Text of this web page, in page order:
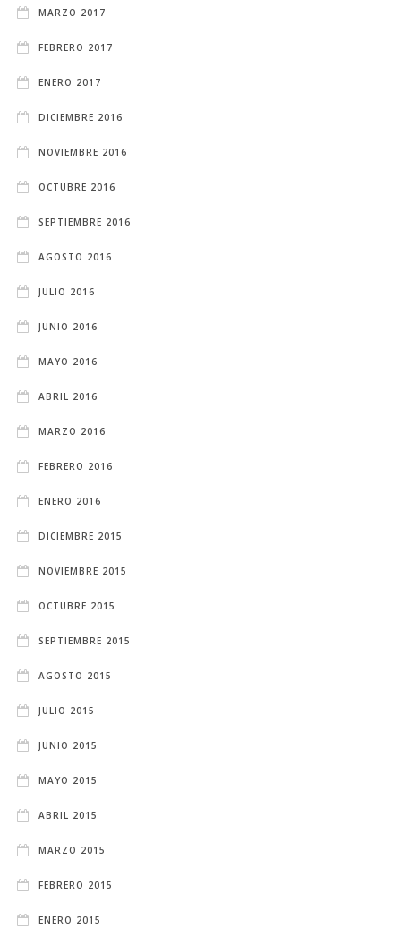
MARZO 2017
FEBRERO 2017
ENERO 2017
DICIEMBRE 2016
NOVIEMBRE 2016
OCTUBRE 2016
SEPTIEMBRE 2016
AGOSTO 2016
JULIO 2016
JUNIO 2016
MAYO 2016
ABRIL 2016
MARZO 2016
FEBRERO 2016
ENERO 2016
DICIEMBRE 2015
NOVIEMBRE 2015
OCTUBRE 2015
SEPTIEMBRE 2015
AGOSTO 2015
JULIO 2015
JUNIO 2015
MAYO 2015
ABRIL 2015
MARZO 2015
FEBRERO 2015
ENERO 2015